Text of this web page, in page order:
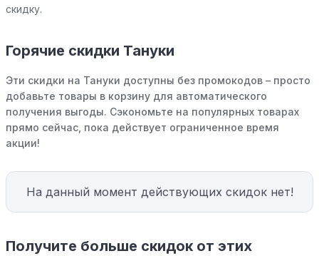
скидку.
Горячие скидки Тануки
Эти скидки на Тануки доступны без промокодов – просто
добавьте товары в корзину для автоматического
получения выгоды. Сэкономьте на популярных товарах
прямо сейчас, пока действует ограниченное время
акции!
На данный момент действующих скидок нет!
Получите больше скидок от этих